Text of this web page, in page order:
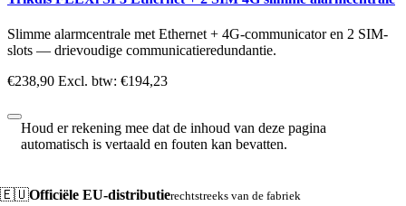
Slimme alarmcentrale met Ethernet + 4G-communicator en 2 SIM-
slots — drievoudige communicatieredundantie.
€238,90 Excl. btw: €194,23
Houd er rekening mee dat de inhoud van deze pagina
automatisch is vertaald en fouten kan bevatten.
🇪🇺Officiële EU-distributierechtstreeks van de fabriek